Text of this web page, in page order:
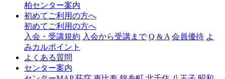
ャ
柏センター案内
初めてご利用の方へ
初めてご利用の方へ
入会・受講規約 入会から受講まで Q & A 会員優待 よ
みカルポイント
よくある質問
センター案内